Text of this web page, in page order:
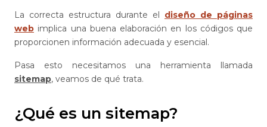
La correcta estructura durante el diseño de páginas
web implica una buena elaboración en los códigos que
proporcionen información adecuada y esencial.
Pasa esto necesitamos una herramienta llamada
sitemap, veamos de qué trata.
¿Qué es un sitemap?